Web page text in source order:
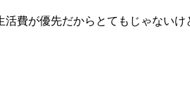
費が優先だからとてもじゃないけ